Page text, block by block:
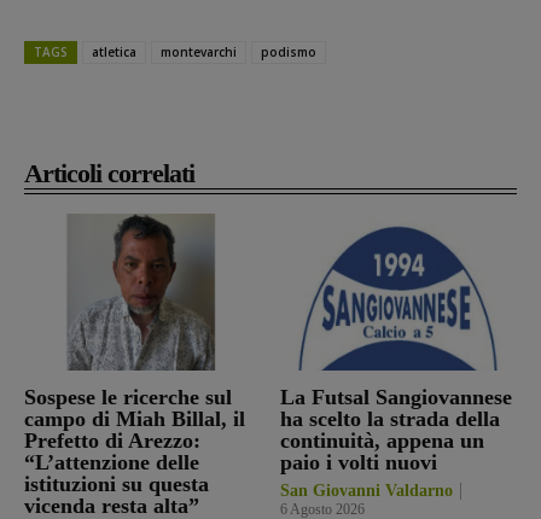
Articoli correlati
Sospese le ricerche sul
campo di Miah Billal, il
Prefetto di Arezzo:
“L’attenzione delle
istituzioni su questa
vicenda resta alta”
La Futsal Sangiovannese
ha scelto la strada della
continuità, appena un
paio i volti nuovi
San Giovanni Valdarno
6 Agosto 2026
TAGS atletica montevarchi podismo